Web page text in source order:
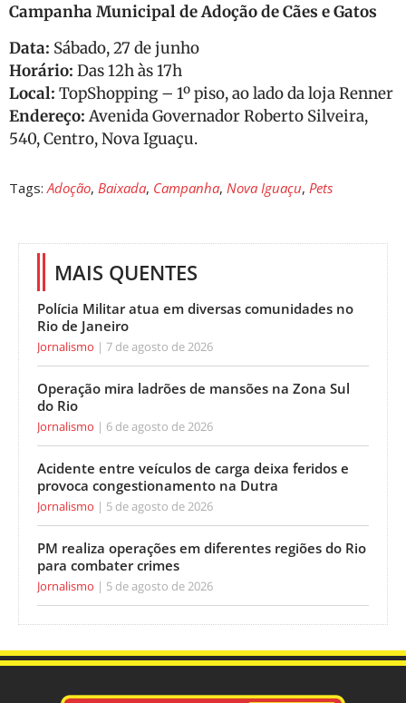
Campanha Municipal de Adoção de Cães e Gatos
Data: Sábado, 27 de junho
Horário: Das 12h às 17h
Local: TopShopping – 1º piso, ao lado da loja Renner
Endereço: Avenida Governador Roberto Silveira,
540, Centro, Nova Iguaçu.
Tags: Adoção, Baixada, Campanha, Nova Iguaçu, Pets
MAIS QUENTES
Polícia Militar atua em diversas comunidades no
Rio de Janeiro
Jornalismo 7 de agosto de 2026
Operação mira ladrões de mansões na Zona Sul
do Rio
Jornalismo 6 de agosto de 2026
Acidente entre veículos de carga deixa feridos e
provoca congestionamento na Dutra
Jornalismo 5 de agosto de 2026
PM realiza operações em diferentes regiões do Rio
para combater crimes
Jornalismo 5 de agosto de 2026